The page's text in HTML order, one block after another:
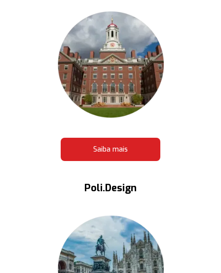
Saiba mais
Poli.Design